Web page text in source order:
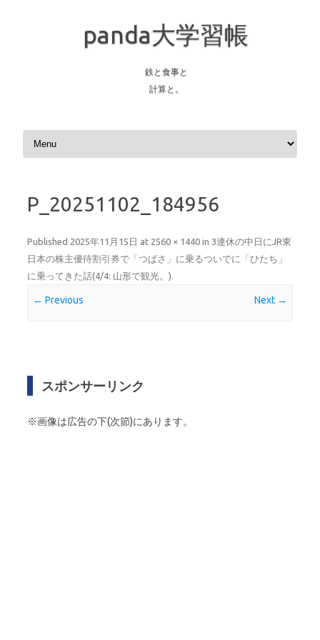
panda大学習帳
鉄と食事と
計算と。
Skip to content
P_20251102_184956
Published 2025年11月15日 at 2560 × 1440 in 3連休の中日にJR東
日本の株主優待割引券で「つばさ」に乗るついでに「ひたち」
に乗ってきた話(4/4: 山形で観光。).
← Previous Next →
スポンサーリンク
※画像は広告の下(次節)にあります。